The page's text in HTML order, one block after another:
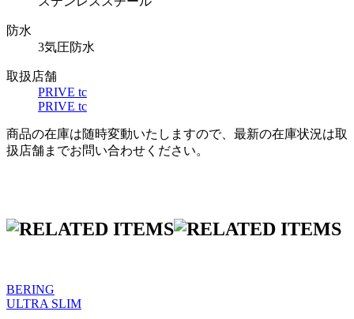
防水
3気圧防水
取扱店舗
PRIVE tc
PRIVE tc
商品の在庫は随時変動いたしますので、最新の在庫状況は取
扱店舗までお問い合わせください。
BERING
ULTRA SLIM